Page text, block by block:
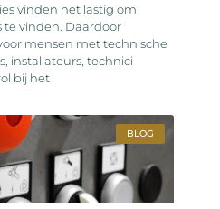
vinden het lastig om
vinden. Daardoor
mensen met technische
installateurs, technici
bij het
BLOG